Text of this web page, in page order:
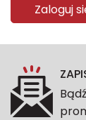
Zaloguj